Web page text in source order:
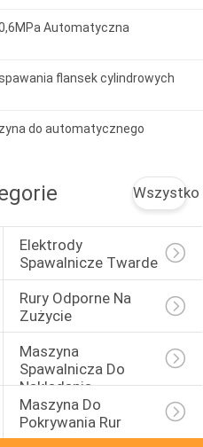
Automatyczna
flansek cylindrowych
do automatycznego
Wszystko
Elektrody
Spawalnicze Twarde
Rury Odporne Na
Zużycie
Maszyna
Spawalnicza Do
Nakładania
Maszyna Do
Pokrywania Rur